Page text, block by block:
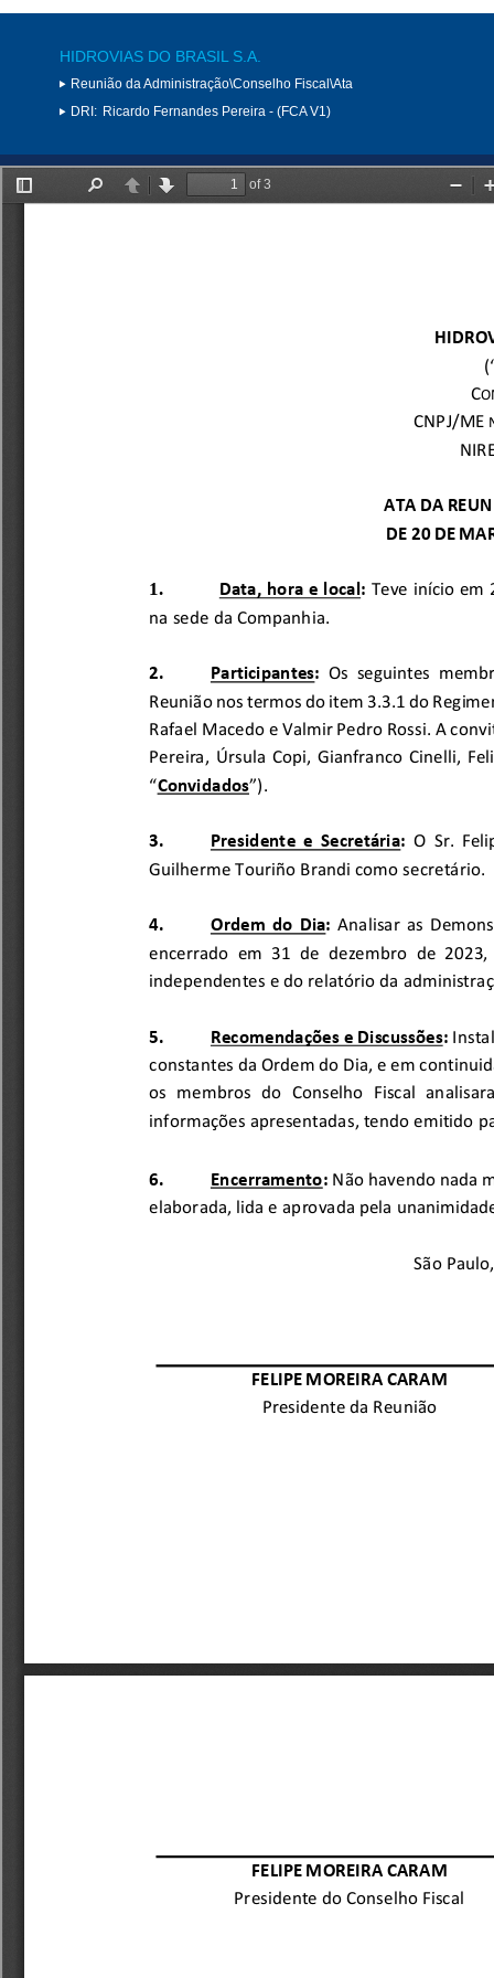
HIDROVIAS DO BRASIL S.A.
Reunião da Administração\Conselho Fiscal\Ata
DRI: Ricardo Fernandes Pereira - (FCA V1)